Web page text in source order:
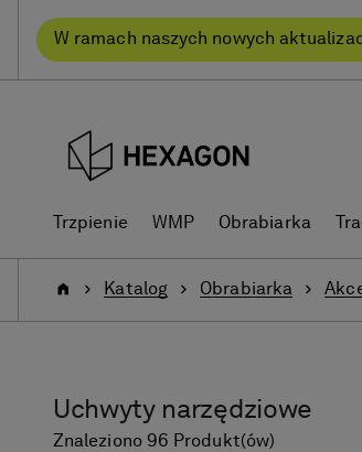
W ramach naszych nowych
Trzpienie WMP Obrabiarka
StronaKatalog Obrabiarka
Uchwyty narzędziowe
Znaleziono 96 Produkt(ów)